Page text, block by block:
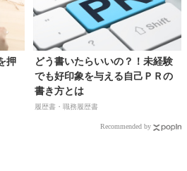
押
どう書いたらいいの？！未経験
でも好印象を与える自己ＰＲの
書き方とは
履歴書・職務履歴書
Recommended by